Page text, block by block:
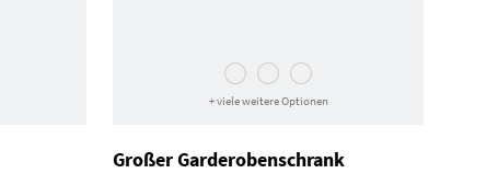
+ viele weitere Optionen
Großer Garderoben­schrank